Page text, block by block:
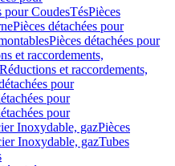
pour CoudesTésPièces
Pièces détachées pour
Pièces détachées pour
et raccordements,
et raccordements,
pour
pour
pour
Inoxydable, gazPièces
Inoxydable, gazTubes